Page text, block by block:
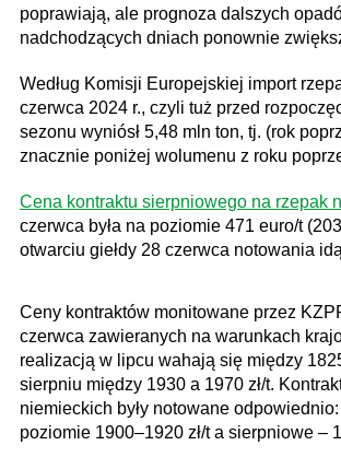
poprawiają, ale prognoza dalszych
nadchodzących dniach ponownie
Według Komisji Europejskiej import
czerwca 2024 r., czyli tuż przed
sezonu wyniósł 5,48 mln ton, tj. (rok
znacznie poniżej wolumenu z roku
Cena kontraktu sierpniowego na rzepak
czerwca była na poziomie 471 euro/t
otwarciu giełdy 28 czerwca notowania
Ceny kontraktów monitowane przez
czerwca zawieranych na warunkach
realizacją w lipcu wahają się między
sierpniu między 1930 a 1970 zł/t.
niemieckich były notowane
poziomie 1900–1920 zł/t a sierpniowe –